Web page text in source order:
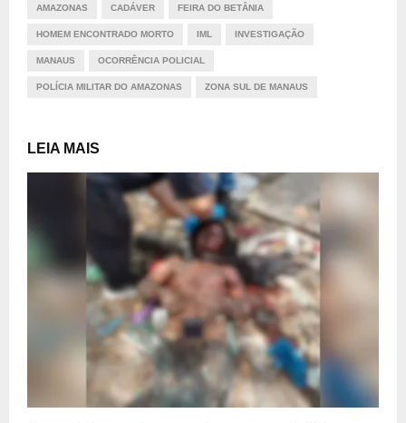
AMAZONAS CADÁVER FEIRA DO BETÂNIA
HOMEM ENCONTRADO MORTO IML INVESTIGAÇÃO
MANAUS OCORRÊNCIA POLICIAL
POLÍCIA MILITAR DO AMAZONAS ZONA SUL DE MANAUS
LEIA MAIS